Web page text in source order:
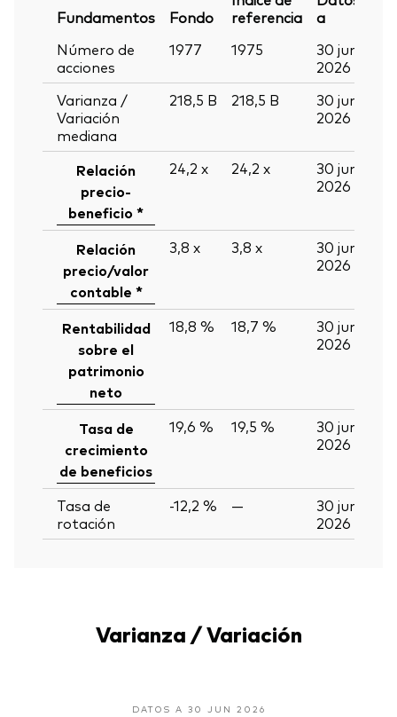
Fundamentos Fondo
referencia
a
Número de
acciones
1977 1975
30 jun
2026
Varianza /
Variación
mediana
218,5 B 218,5 B
30 jun
2026
Relación
precio-
beneficio *
24,2 x 24,2 x
30 jun
2026
Relación
precio/valor
contable *
3,8 x 3,8 x
30 jun
2026
Rentabilidad
sobre el
patrimonio
neto
18,8 % 18,7 %
30 jun
2026
Tasa de
crecimiento
de beneficios
19,6 % 19,5 %
30 jun
2026
Tasa de
rotación
-12,2 % —
30 jun
2026
Varianza / Variación
DATOS A 30 JUN 2026